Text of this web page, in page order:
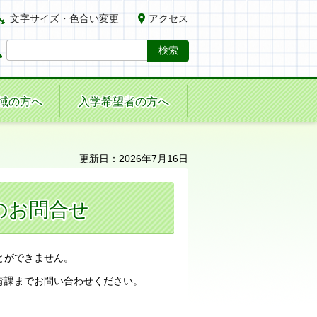
文字サイズ・色合い変更 アクセス
の方へ 入学希望者の方へ
更新日：2026年7月16日
お問合せ
できません。
までお問い合わせください。